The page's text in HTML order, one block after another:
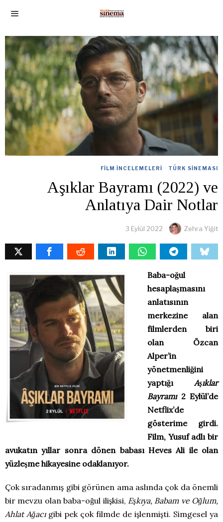
FILM İNCELEMELERI · TÜRK SINEMASI
Aşıklar Bayramı (2022) ve
Anlatıya Dair Notlar
3 Eylül 2022 Zehra Yiğit
Baba-oğul
hesaplaşmasını
anlatısının
merkezine alan
filmlerden biri
olan Özcan
Alper’in
yönetmenliğini
yaptığı Aşıklar
Bayramı 2 Eylül’de
Netflix’de
gösterime girdi.
Film, Yusuf adlı bir
avukatın yıllar sonra dönen babası Heves Ali ile olan
yüzleşme hikayesine odaklanıyor.
Çok sıradanmış gibi görünen ama aslında çok da önemli
bir mevzu olan baba-oğul ilişkisi, Eşkıya, Babam ve Oğlum,
Ahlat Ağacı gibi pek çok filmde de işlenmişti. Simgesel ya